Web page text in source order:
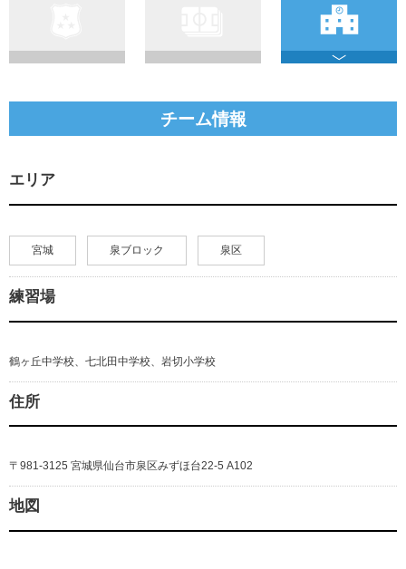
チーム情報
エリア
宮城 泉ブロック 泉区
練習場
鶴ヶ丘中学校、七北田中学校、岩切小学校
住所
〒981-3125 宮城県仙台市泉区みずほ台22-5 A102
地図